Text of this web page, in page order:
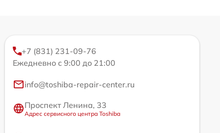
+7 (831) 231-09-76
Ежедневно с 9:00 до 21:00
info@toshiba-repair-center.ru
Проспект Ленина, 33
Адрес сервисного центра Toshiba